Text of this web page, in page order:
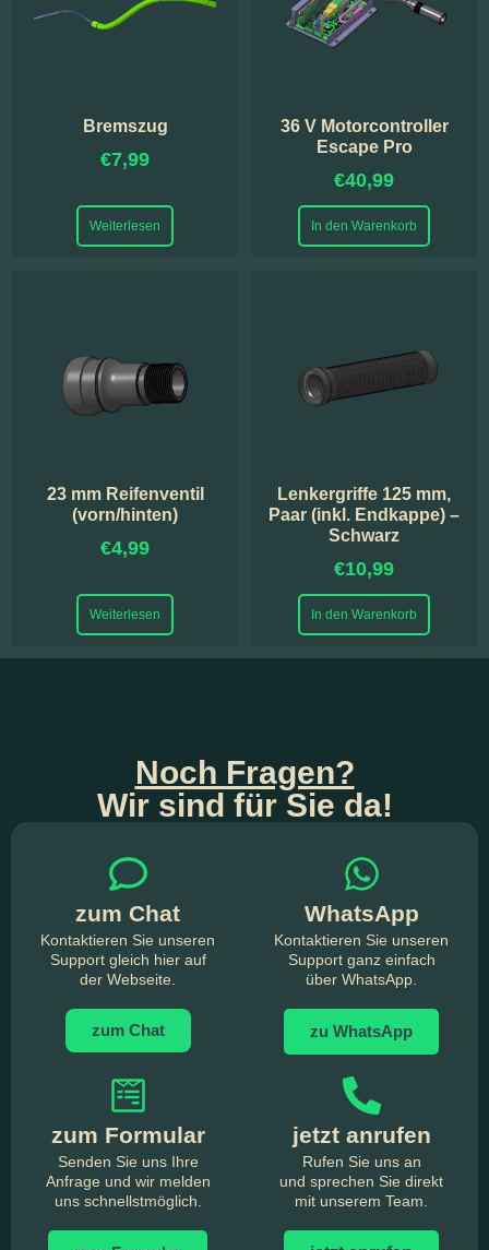
Bremszug
€7,99
Weiterlesen
36 V Motorcontroller
Escape Pro
€40,99
In den Warenkorb
23 mm Reifenventil
(vorn/hinten)
€4,99
Weiterlesen
Lenkergriffe 125 mm,
Paar (inkl. Endkappe) –
Schwarz
€10,99
In den Warenkorb
Noch Fragen?
Wir sind für Sie da!
zum Chat
Kontaktieren Sie unseren
Support gleich hier auf
der Webseite.
zum Chat
WhatsApp
Kontaktieren Sie unseren
Support ganz einfach
über WhatsApp.
zu WhatsApp
zum Formular
Senden Sie uns Ihre
Anfrage und wir melden
uns schnellstmöglich.
jetzt anrufen
Rufen Sie uns an
und sprechen Sie direkt
mit unserem Team.